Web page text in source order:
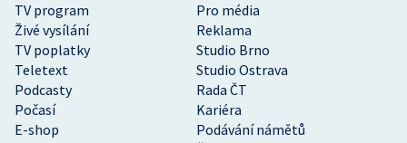
TV program
Pro média
Živé vysílání
Reklama
TV poplatky
Studio Brno
Teletext
Studio Ostrava
Podcasty
Rada ČT
Počasí
Kariéra
E-shop
Podávání námětů